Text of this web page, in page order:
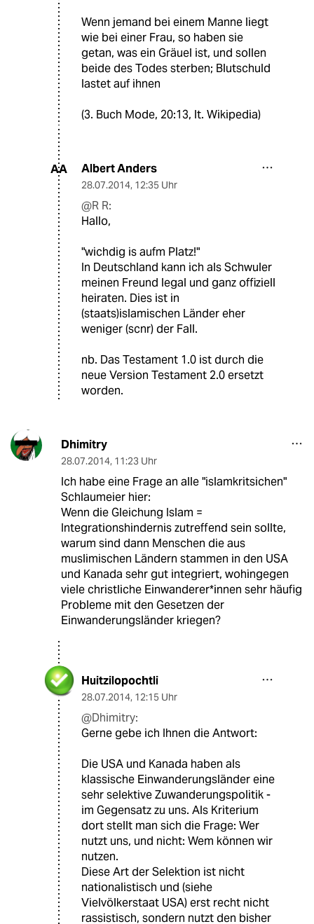
Wenn jemand bei einem Manne liegt
wie bei einer Frau, so haben sie
getan, was ein Gräuel ist, und sollen
beide des Todes sterben; Blutschuld
lastet auf ihnen
(3. Buch Mode, 20:13, lt. Wikipedia)
AA Albert Anders
28.07.2014, 12:35 Uhr
@R R:
Hallo,
"wichdig is aufm Platz!"
In Deutschland kann ich als Schwuler
meinen Freund legal und ganz offiziell
heiraten. Dies ist in
(staats)islamischen Länder eher
weniger (scnr) der Fall.
nb. Das Testament 1.0 ist durch die
neue Version Testament 2.0 ersetzt
worden.
Dhimitry
28.07.2014, 11:23 Uhr
Ich habe eine Frage an alle "islamkritsichen"
Schlaumeier hier:
Wenn die Gleichung Islam =
Integrationshindernis zutreffend sein sollte,
warum sind dann Menschen die aus
muslimischen Ländern stammen in den USA
und Kanada sehr gut integriert, wohingegen
viele christliche Einwanderer*innen sehr häufig
Probleme mit den Gesetzen der
Einwanderungsländer kriegen?
Huitzilopochtli
28.07.2014, 12:15 Uhr
@Dhimitry:
Gerne gebe ich Ihnen die Antwort:
Die USA und Kanada haben als
klassische Einwanderungsländer eine
sehr selektive Zuwanderungspolitik -
im Gegensatz zu uns. Als Kriterium
dort stellt man sich die Frage: Wer
nutzt uns, und nicht: Wem können wir
nutzen.
Diese Art der Selektion ist nicht
nationalistisch und (siehe
Vielvölkerstaat USA) erst recht nicht
rassistisch, sondern nutzt den bisher